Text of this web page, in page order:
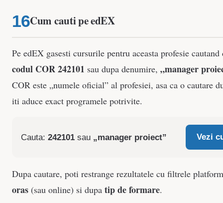
Cum cauti pe edEX
Pe edEX gasesti cursurile pentru aceasta profesie
codul COR 242101 sau dupa denumire, „manager
COR este „numele oficial” al profesiei, asa ca o cautare
iti aduce exact programele potrivite.
Cauta: 242101 sau „manager proiect” Vezi
Dupa cautare, poti restrange rezultatele cu filtrele
oras (sau online) si dupa tip de formare.